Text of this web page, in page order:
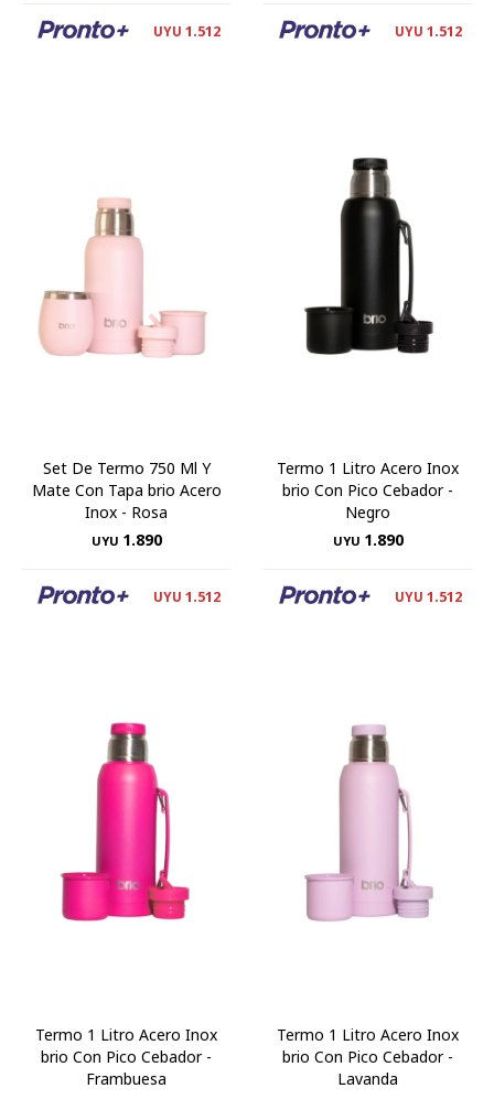
UYU 1.512 UYU 1.512
Set De Termo 750 Ml Y
Mate Con Tapa brio Acero
Inox - Rosa
UYU 1.890
UYU 1.512
Termo 1 Litro Acero Inox
brio Con Pico Cebador -
Negro
UYU 1.890
UYU 1.512
Termo 1 Litro Acero Inox
brio Con Pico Cebador -
Frambuesa
Termo 1 Litro Acero Inox
brio Con Pico Cebador -
Lavanda